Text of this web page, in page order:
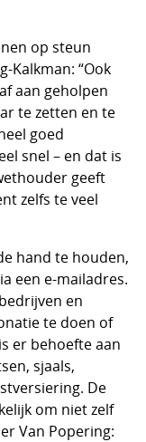
op steun
Kalkman: “Ook
aan geholpen
te zetten en te
goed
snel – en dat is
geeft
zelfs te veel
hand te houden,
een e-mailadres.
en
te doen of
er behoefte aan
sjaals,
De
om niet zelf
Van Popering: